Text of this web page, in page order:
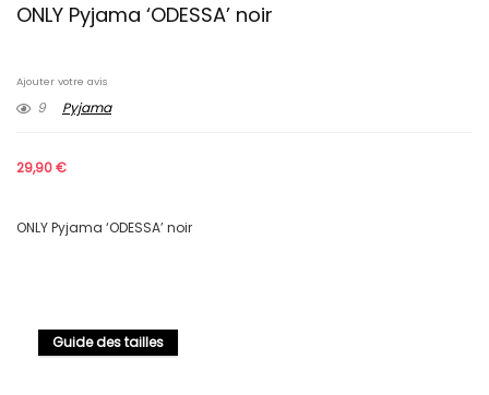
ONLY Pyjama ‘ODESSA’ noir
Ajouter votre avis
9 Pyjama
29,90€
ONLY Pyjama ‘ODESSA’ noir
Guide des tailles